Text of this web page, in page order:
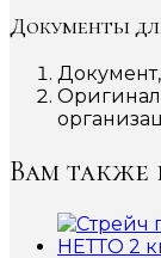
Документы
Оригинал
Вам также